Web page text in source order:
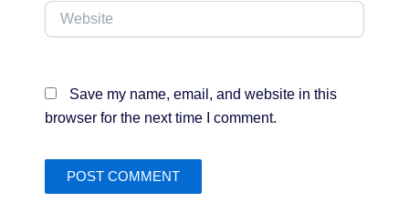
Website
Save my name, email, and website in this
browser for the next time I comment.